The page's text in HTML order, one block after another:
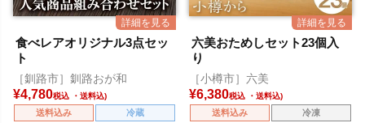
食べレアオリジナル3点セッ
ト
［釧路市］釧路おが和
¥4,780税込
送料込み 冷蔵
六美おためしセット23個入
り
［小樽市］六美
¥6,380税込
送料込み 冷凍